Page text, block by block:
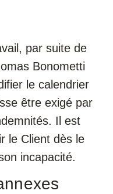
par suite de
Bonometti
le calendrier
être exigé par
Il est
le Client dès le
incapacité.